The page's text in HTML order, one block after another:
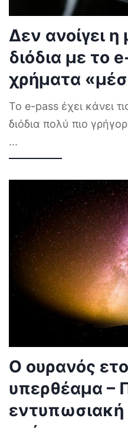
Δεν ανοίγει
διόδια με το
χρήματα
Το e-pass έχει κάνει
διόδια πολύ πιο
...
Ο ουρανός
υπερθέαμα –
εντυπωσιακή